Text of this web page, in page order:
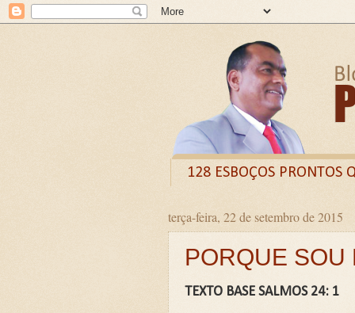
128 ESBOÇOS PRONTOS
Odysee
Livro X
CURSO DE FORMAÇÃO
Guia prático: Como
terça-feira, 22 de setembro de 2015
PORQUE SOU
TEXTO BASE SALMOS 24: 1